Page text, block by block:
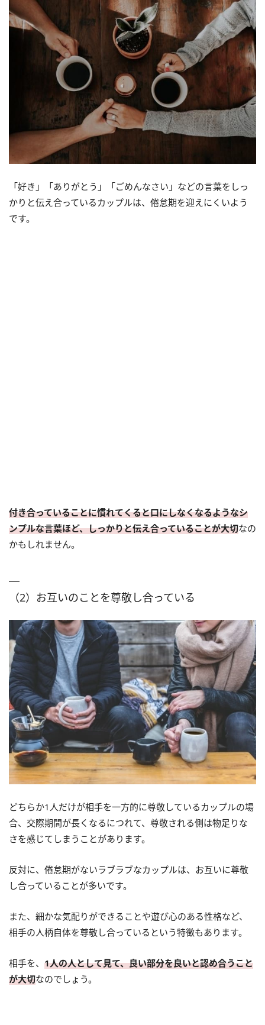
「好き」「ありがとう」「ごめんなさい」などの言葉をしっ
かりと伝え合っているカップルは、倦怠期を迎えにくいよう
です。
付き合っていることに慣れてくると口にしなくなるようなシ
ンプルな言葉ほど、しっかりと伝え合っていることが大切なの
かもしれません。
（2）お互いのことを尊敬し合っている
どちらか1人だけが相手を一方的に尊敬しているカップルの場
合、交際期間が長くなるにつれて、尊敬される側は物足りな
さを感じてしまうことがあります。
反対に、倦怠期がないラブラブなカップルは、お互いに尊敬
し合っていることが多いです。
また、細かな気配りができることや遊び心のある性格など、
相手の人柄自体を尊敬し合っているという特徴もあります。
相手を、 1人の人として見て、良い部分を良いと認め合うこと
が大切なのでしょう。